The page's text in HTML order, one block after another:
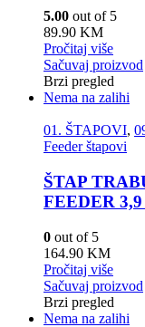
5.00 out of 5
89.90 KM
Pročitaj više
Sačuvaj proizvod
Brzi pregled
Nema na zalihi
01. ŠTAPOVI,
Feeder štapovi
ŠTAP
FEEDER 3,9
0 out of 5
164.90 KM
Pročitaj više
Sačuvaj proizvod
Brzi pregled
Nema na zalihi